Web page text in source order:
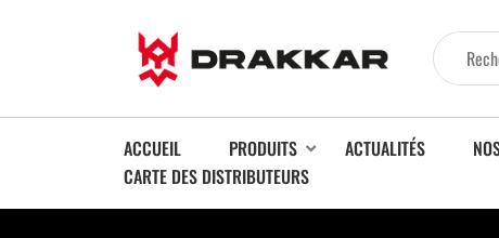
ACCUEIL PRODUITS ACTUALITÉS
CARTE DES DISTRIBUTEURS